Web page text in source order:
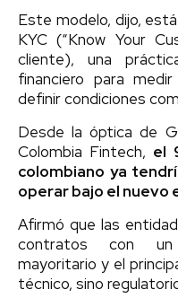
Este modelo, dijo,
KYC (“Know Your
cliente), una
financiero para
definir condiciones
Desde la óptica de
Colombia Fintech, el
colombiano ya
operar bajo el nuevo
Afirmó que las
contratos con un
mayoritario y el
técnico, sino